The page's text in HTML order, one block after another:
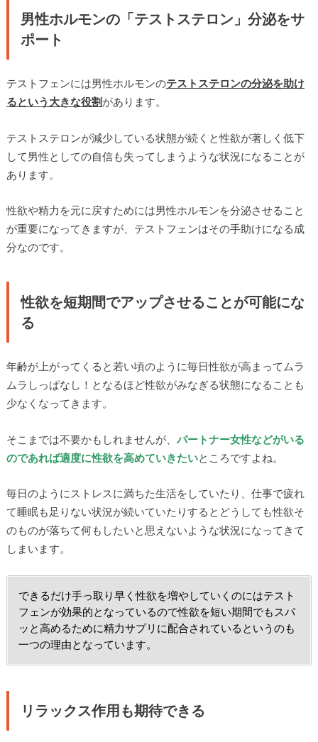
男性ホルモンの「テストステロン」分泌をサ
ポート
テストフェンには男性ホルモンのテストステロンの分泌を助け
るという大きな役割があります。
テストステロンが減少している状態が続くと性欲が著しく低下
して男性としての自信も失ってしまうような状況になることが
あります。
性欲や精力を元に戻すためには男性ホルモンを分泌させること
が重要になってきますが、テストフェンはその手助けになる成
分なのです。
性欲を短期間でアップさせることが可能にな
る
年齢が上がってくると若い頃のように毎日性欲が高まってムラ
ムラしっぱなし！となるほど性欲がみなぎる状態になることも
少なくなってきます。
そこまでは不要かもしれませんが、 パートナー女性などがいる
のであれば適度に性欲を高めていきたいところですよね。
毎日のようにストレスに満ちた生活をしていたり、仕事で疲れ
て睡眠も足りない状況が続いていたりするとどうしても性欲そ
のものが落ちて何もしたいと思えないような状況になってきて
しまいます。
できるだけ手っ取り早く性欲を増やしていくのにはテスト
フェンが効果的となっているので性欲を短い期間でもスパ
ッと高めるために精力サプリに配合されているというのも
一つの理由となっています。
リラックス作用も期待できる